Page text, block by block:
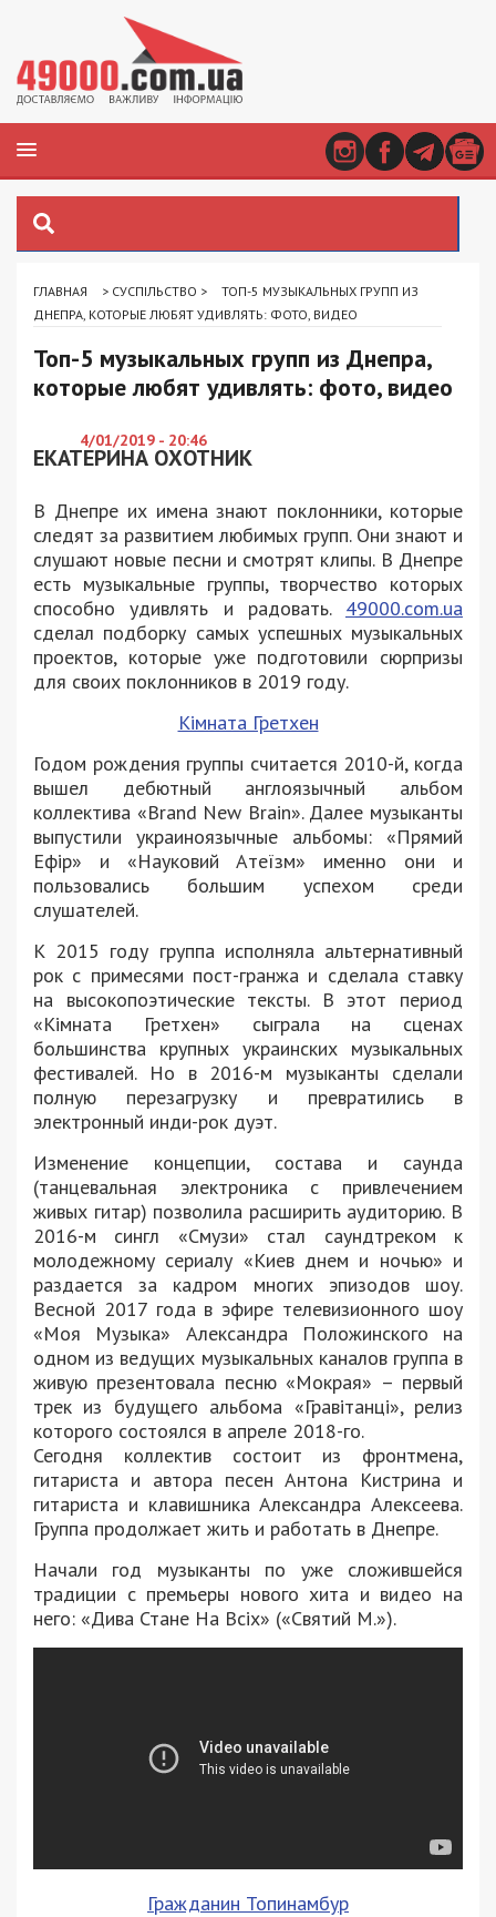
ГЛАВНАЯ > СУСПІЛЬСТВО >
ТОП-5 МУЗЫКАЛЬНЫХ ГРУПП ИЗ
ДНЕПРА, КОТОРЫЕ ЛЮБЯТ УДИВЛЯТЬ: ФОТО, ВИДЕО
Топ-5 музыкальных групп из Днепра,
которые любят удивлять: фото, видео
4/01/2019 - 20:46
ЕКАТЕРИНА ОХОТНИК
В Днепре их имена знают поклонники, которые
следят за развитием любимых групп. Они знают и
слушают новые песни и смотрят клипы. В Днепре
есть музыкальные группы, творчество которых
способно удивлять и радовать. 49000.com.ua
сделал подборку самых успешных музыкальных
проектов, которые уже подготовили сюрпризы
для своих поклонников в 2019 году.
Кімната Гретхен
Годом рождения группы считается 2010-й, когда
вышел дебютный англоязычный альбом
коллектива «Brand New Brain». Далее музыканты
выпустили украиноязычные альбомы: «Прямий
Ефір» и «Науковий Атеїзм» именно они и
пользовались большим успехом среди
слушателей.
К 2015 году группа исполняла альтернативный
рок с примесями пост-гранжа и сделала ставку
на высокопоэтические тексты. В этот период
«Кімната Гретхен» сыграла на сценах
большинства крупных украинских музыкальных
фестивалей. Но в 2016-м музыканты сделали
полную перезагрузку и превратились в
электронный инди-рок дуэт.
Изменение концепции, состава и саунда
(танцевальная электроника с привлечением
живых гитар) позволила расширить аудиторию. В
2016-м сингл «Смузи» стал саундтреком к
молодежному сериалу «Киев днем ​​и ночью» и
раздается за кадром многих эпизодов шоу.
Весной 2017 года в эфире телевизионного шоу
«Моя Музыка» Александра Положинского на
одном из ведущих музыкальных каналов группа в
живую презентовала песню «Мокрая» – первый
трек из будущего альбома «Гравітанці», релиз
которого состоялся в апреле 2018-го.
Сегодня коллектив состоит из фронтмена,
гитариста и автора песен Антона Кистрина и
гитариста и клавишника Александра Алексеева.
Группа продолжает жить и работать в Днепре.
Начали год музыканты по уже сложившейся
традиции с премьеры нового хита и видео на
него: «Дива Стане На Всіх» («Святий М.»).
Гражданин Топинамбур